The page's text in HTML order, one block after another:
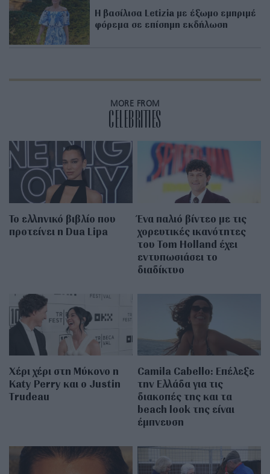
Η βασίλισα Letizia με έξωμο εμπριμέ
φόρεμα σε επίσημη εκδήλωση
MORE FROM
CELEBRITIES
Το ελληνικό βιβλίο που
προτείνει η Dua Lipa
Ένα παλιό βίντεο με τις
χορευτικές ικανότητες
του Tom Holland έχει
εντυπωσιάσει το
διαδίκτυο
Χέρι χέρι στη Μύκονο η
Katy Perry και ο Justin
Trudeau
Camila Cabello: Επέλεξε
την Ελλάδα για τις
διακοπές της και τα
beach look της είναι
έμπνευση